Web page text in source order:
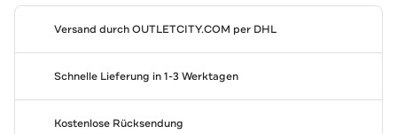
Versand durchOUTLETCITY.COM per DHL
Schnelle Lieferung in 1-3 Werktagen
Kostenlose Rücksendung